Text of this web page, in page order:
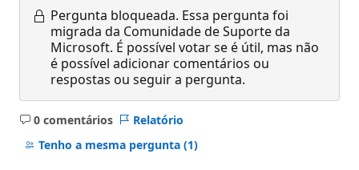
Pergunta bloqueada. Essa pergunta foi
migrada da Comunidade de Suporte da
Microsoft. É possível votar se é útil, mas não
é possível adicionar comentários ou
respostas ou seguir a pergunta.
0 comentários
Sem
comentários
Relatório
Tenho a mesma pergunta (1)